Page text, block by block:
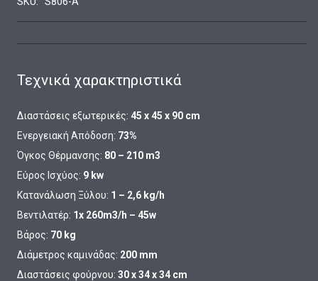
Τεχνικά χαρακτηριστικά
Διαστάσεις εξωτερικές: 45 x 45 x 90 cm
Ενεργειακή Απόδοση: 73%
Όγκος Θέρμανσης: 80 – 210 m3
Εύρος Ισχύος: 9 kw
Κατανάλωση Ξύλου: 1 – 2,6 kg/h
Βεντιλατέρ: 1x 260m3/h – 45w
Βάρος: 70 kg
Διάμετρος καμινάδας: 200 mm
Διαστάσεις φούρνου: 30 x 34 x 34 cm